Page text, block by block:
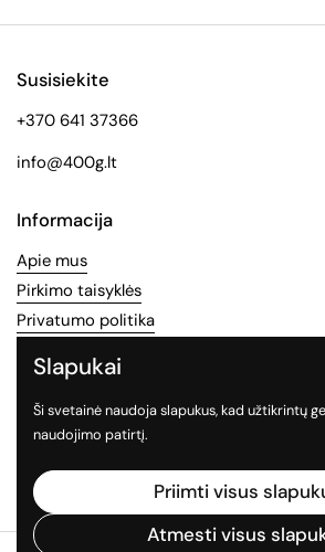
Susisiekite
+370 641 37366
info@400g.lt
Informacija
Apie mus
Pirkimo taisyklės
Privatumo politika
Socialinės medijos
Sekite mus socialiniuose tinkluose
Facebook
Slapukai
Ši svetainė naudoja slapukus, kad užtikrintų
naudojimo patirtį.
Priimti visus
Atmesti visus